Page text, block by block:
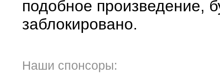
подобное произведение,
заблокировано.
Наши спонсоры: